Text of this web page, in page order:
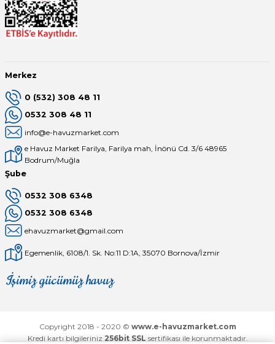
Merkez
0 (532) 308 48 11
0532 308 48 11
info@e-havuzmarket.com
e Havuz Market Farilya, Farilya mah, İnönü Cd. 3/6 48965
Bodrum/Muğla
Şube
0532 308 6348
0532 308 6348
ehavuzmarket@gmail.com
Egemenlik, 6108/1. Sk. No:11 D:1A, 35070 Bornova/İzmir
İşimiz gücümüz havuz
Mağaza
Depomuz
Copyright 2018 - 2020 © www.e-havuzmarket.com
Kredi kartı bilgileriniz 256bit SSL sertifikası ile korunmaktadır.